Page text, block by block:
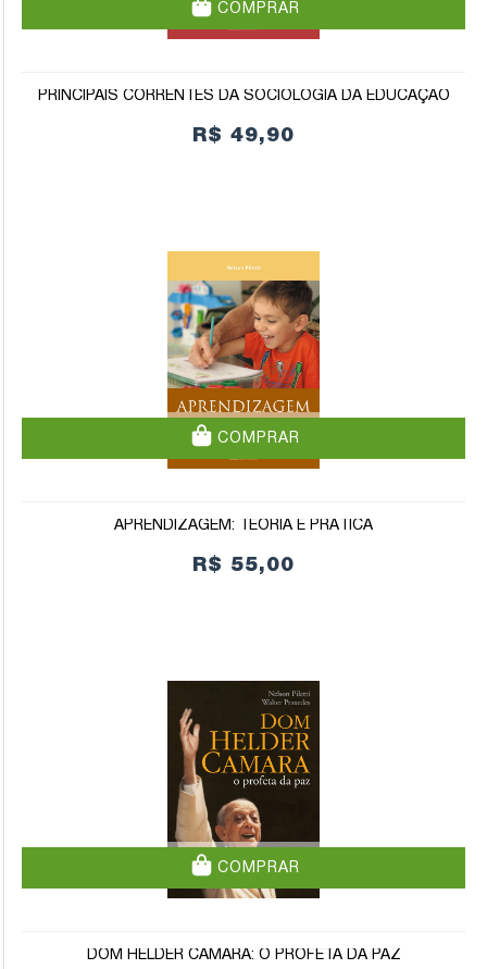
COMPRAR
PRINCIPAIS CORRENTES DA SOCIOLOGIA DA EDUCAÇÃO
R$ 49,90
COMPRAR
APRENDIZAGEM: TEORIA E PRÁTICA
R$ 55,00
COMPRAR
DOM HELDER CAMARA: O PROFETA DA PAZ